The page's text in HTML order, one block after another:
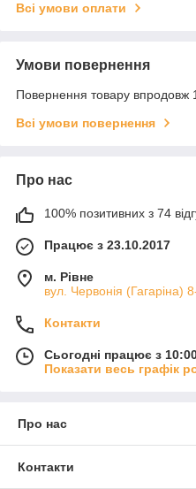
Всі умови оплати
Умови повернення
Повернення товару впродовж
Всі умови повернення
Про нас
100% позитивних з 74
Працює з 23.10.2017
м. Рівне
вул. Червонія (Гагаріна)
Контакти
Сьогодні працює з
Показати весь графік
Про нас
Контакти